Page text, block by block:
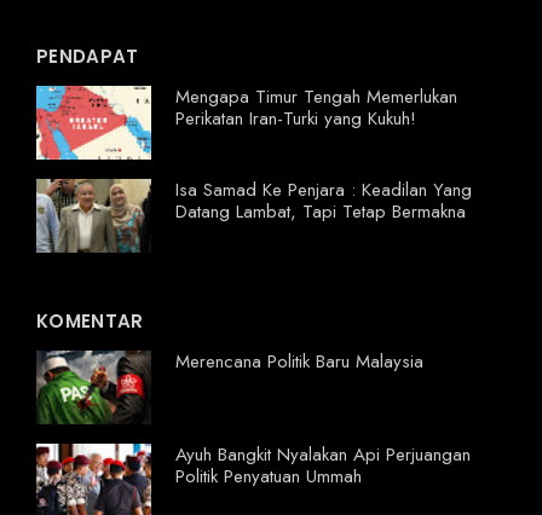
PENDAPAT
Mengapa Timur Tengah Memerlukan
Perikatan Iran-Turki yang Kukuh!
Isa Samad Ke Penjara : Keadilan Yang
Datang Lambat, Tapi Tetap Bermakna
KOMENTAR
Merencana Politik Baru Malaysia
Ayuh Bangkit Nyalakan Api Perjuangan
Politik Penyatuan Ummah